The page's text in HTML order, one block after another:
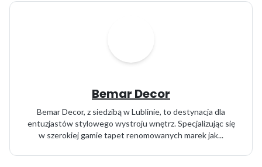
Bemar Decor
Bemar Decor, z siedzibą w Lublinie, to destynacja dla
entuzjastów stylowego wystroju wnętrz. Specjalizując się
w szerokiej gamie tapet renomowanych marek jak...